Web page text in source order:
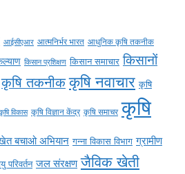
आईसीएआर आत्मनिर्भर भारत आधुनिक कृषि तकनीक
किसान प्रशिक्षण किसान समाचार किसानों
कृषि तकनीक कृषि नवाचार कृषि
विकास कृषि विज्ञान केंद्र कृषि समाचर कृषि
बचाओ अभियान गन्ना विकास विभाग ग्रामीण
परिवर्तन जल संरक्षण जैविक खेती